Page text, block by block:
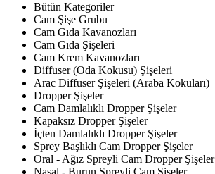
Bütün Kategoriler
Cam Şişe Grubu
Cam Gıda Kavanozları
Cam Gıda Şişeleri
Cam Krem Kavanozları
Diffuser (Oda Kokusu) Şişeleri
Arac Diffuser Şişeleri (Araba Kokuları)
Dropper Şişeler
Cam Damlalıklı Dropper Şişeler
Kapaksız Dropper Şişeler
İçten Damlalıklı Dropper Şişeler
Sprey Başlıklı Cam Dropper Şişeler
Oral - Ağız Spreyli Cam Dropper Şişeler